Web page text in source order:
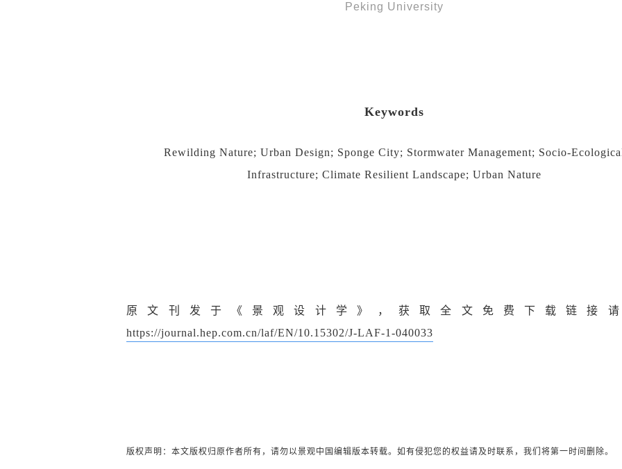
Peking University
Keywords
Rewilding Nature; Urban Design; Sponge City; Stormwater Management; Socio-
Infrastructure; Climate Resilient Landscape; Urban Nature
原文刊发于《景观设计学》，获取全文免费下载链接
https://journal.hep.com.cn/laf/EN/10.15302/J-LAF-1-040033
版权声明：本文版权归原作者所有，请勿以景观中国编辑版本转载。如有侵犯您的权益请及时联系，我们将第一时间删除。